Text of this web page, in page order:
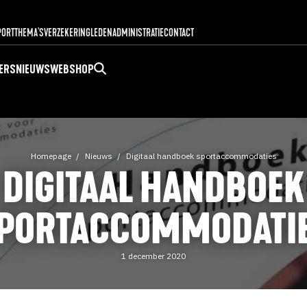
THEMA'SVERZEKERINGLEDENADMINISTRATIECONTACT
NIEUWSWEBSHOP
Homepage Nieuws Digitaal handboek sportaccommodaties
DIGITAAL HANDBOEK
1 december 2020